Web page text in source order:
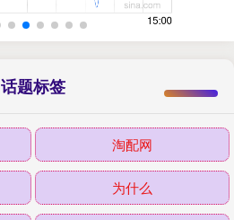
话题标签
淘配网
为什么